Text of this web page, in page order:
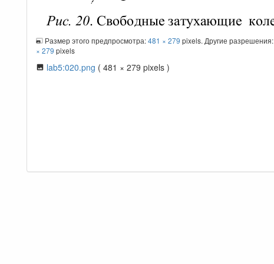
Размер этого предпросмотра:481 × 279 pixels. Другие разрешения:
× 279 pixels
lab5:020.png ( 481 × 279 pixels )